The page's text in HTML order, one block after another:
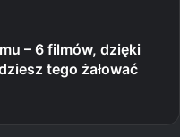
– 6 filmów, dzięki
tego żałować